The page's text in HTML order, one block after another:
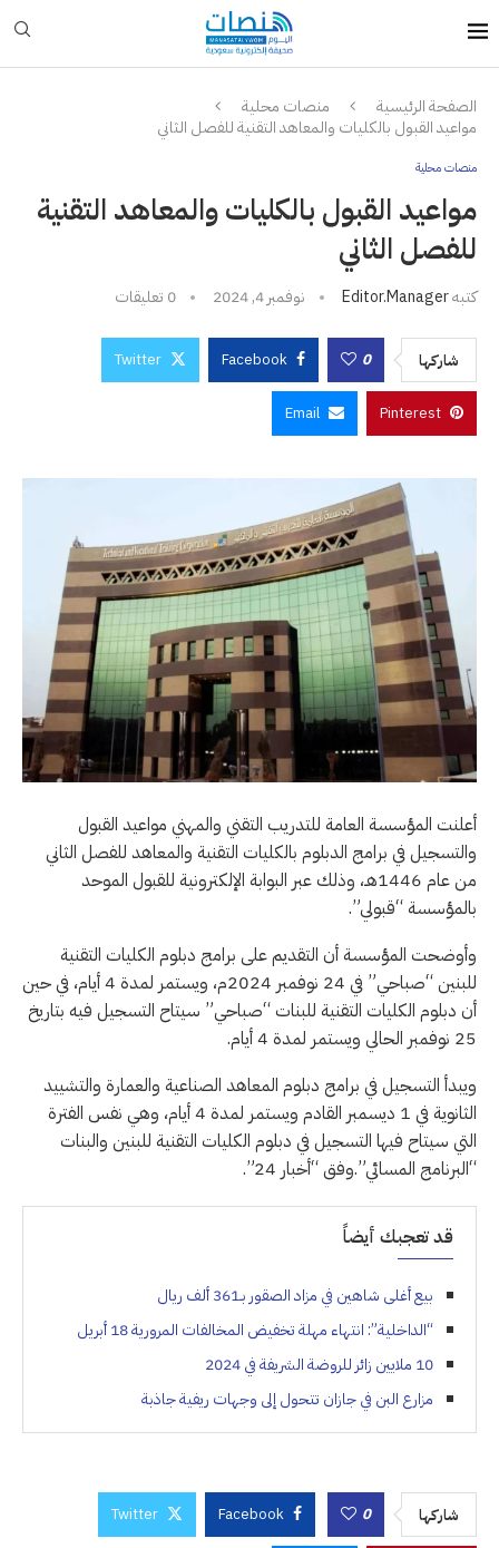
الصفحة الرئيسية
منصات محلية
مواعيد القبول بالكليات والمعاهد التقنية للفصل الثاني
منصات محلية
مواعيد القبول بالكليات والمعاهد التقنية
للفصل الثاني
كتبهEditor.manager نوفمبر 4, 2024 0 تعليقات
شاركها 0
Facebook
Twitter
Pinterest
Email
أعلنت المؤسسة العامة للتدريب التقني والمهني مواعيد القبول
والتسجيل في برامج الدبلوم بالكليات التقنية والمعاهد للفصل الثاني
من عام 1446هـ، وذلك عبر البوابة الإلكترونية للقبول الموحد
بالمؤسسة “قبولي”.
وأوضحت المؤسسة أن التقديم على برامج دبلوم الكليات التقنية
للبنين “صباحي” في 24 نوفمبر 2024م، ويستمر لمدة 4 أيام، في حين
أن دبلوم الكليات التقنية للبنات “صباحي” سيتاح التسجيل فيه بتاريخ
25 نوفمبر الحالي ويستمر لمدة 4 أيام.
ويبدأ التسجيل في برامج دبلوم المعاهد الصناعية والعمارة والتشييد
الثانوية في 1 ديسمبر القادم ويستمر لمدة 4 أيام، وهي نفس الفترة
التي سيتاح فيها التسجيل في دبلوم الكليات التقنية للبنين والبنات
“البرنامج المسائي”.وفق “أخبار 24”.
قد تعجبك أيضاً
بيع أغلى شاهين في مزاد الصقور بـ361 ألف ريال
“الداخلية”: انتهاء مهلة تخفيض المخالفات المرورية 18 أبريل
10 ملايين زائر للروضة الشريفة في 2024
مزارع البن في جازان تتحول إلى وجهات ريفية جاذبة
شاركها 0
Facebook
Twitter